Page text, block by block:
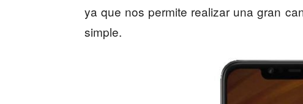
ya que nos permite realizar una gran
simple.